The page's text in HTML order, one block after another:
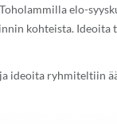
elo-
kohteista.
ideoita ryhmiteltiin